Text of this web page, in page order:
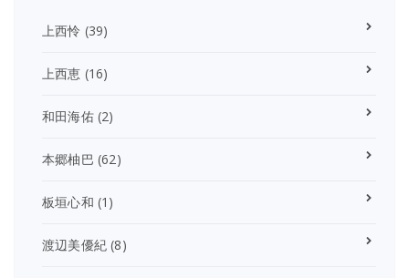
上西怜 (39)
上西恵 (16)
和田海佑(2)
本郷柚巴 (62)
板垣心和 (1)
渡辺美優紀 (8)